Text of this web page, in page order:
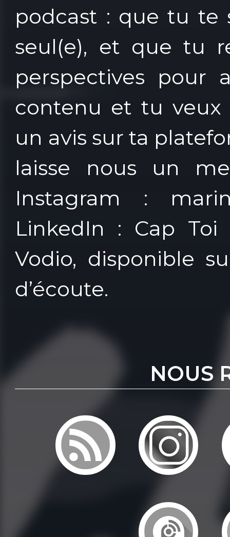
podcast : que tu te
seul(e), et que tu
perspectives pour
contenu et tu veux
un avis sur ta
laisse nous un
Instagram :
LinkedIn : Cap
Vodio, disponible
d’écoute.
NOUS